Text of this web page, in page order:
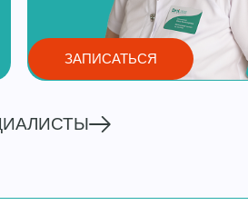
ЗАПИСАТЬСЯ